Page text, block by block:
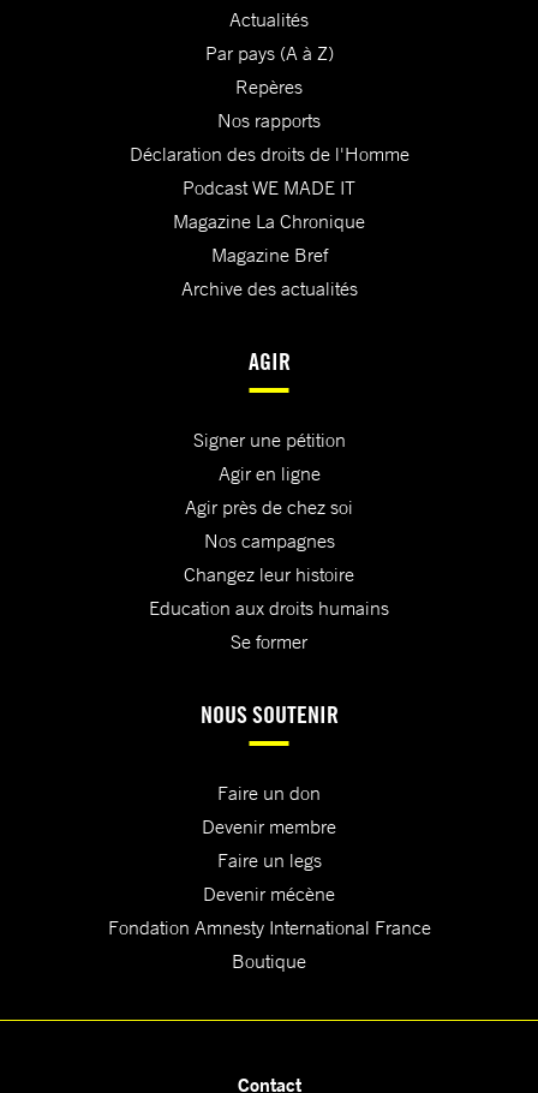
Actualités
Par pays (A à Z)
Repères
Nos rapports
Déclaration des droits de l'Homme
Podcast WE MADE IT
Magazine La Chronique
Magazine Bref
Archive des actualités
AGIR
Signer une pétition
Agir en ligne
Agir près de chez soi
Nos campagnes
Changez leur histoire
Education aux droits humains
Se former
NOUS SOUTENIR
Faire un don
Devenir membre
Faire un legs
Devenir mécène
Fondation Amnesty International France
Boutique
Contact